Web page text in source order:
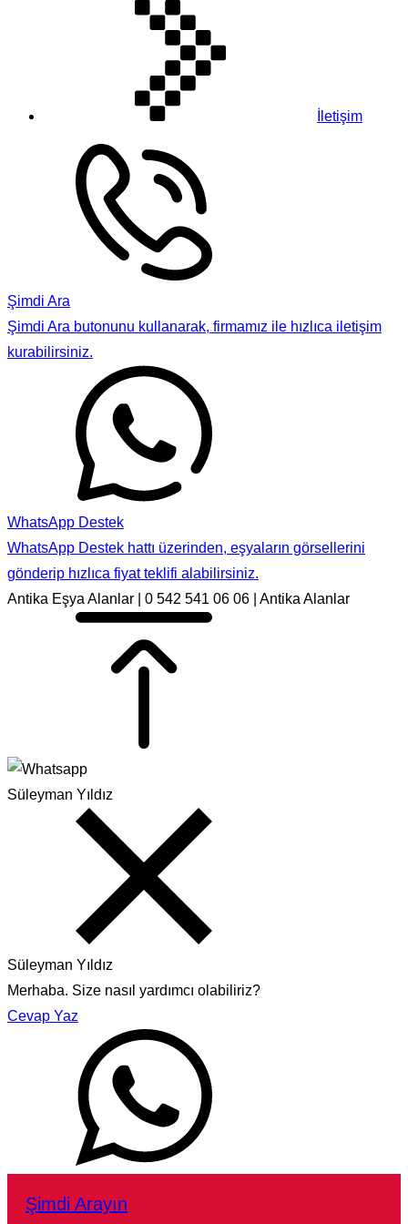
İletişim
Şimdi Ara
Şimdi Ara butonunu kullanarak, firmamız ile hızlıca iletişim
kurabilirsiniz.
WhatsApp Destek
WhatsApp Destek hattı üzerinden, eşyaların görsellerini
gönderip hızlıca fiyat teklifi alabilirsiniz.
Antika Eşya Alanlar | 0 542 541 06 06 | Antika Alanlar
Süleyman Yıldız
Süleyman Yıldız
Merhaba. Size nasıl yardımcı olabiliriz?
Cevap Yaz
Şimdi Arayın